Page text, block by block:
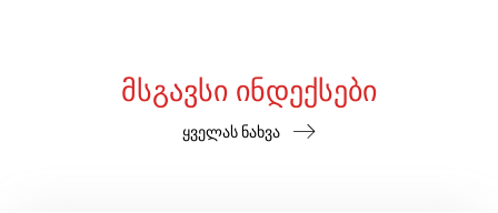
ᲛᲡᲒᲐᲕᲡᲘ ᲘᲜᲓᲔᲥᲡᲔᲑᲘ
ყველას ნახვა